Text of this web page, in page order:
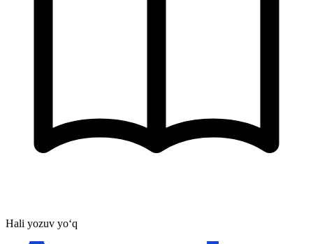
Hali yozuv yo‘q